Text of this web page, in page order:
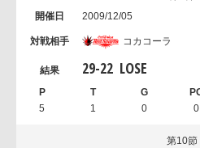
2009/12/05
コカコーラ
29-22 LOSE
5 1 0 0
第10節